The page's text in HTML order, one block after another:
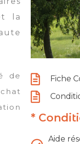
la
de
Fiche
*
Aide